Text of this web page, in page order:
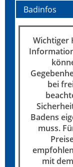
Badinfos
Wichtiger
bei
Badens
muss.
mit